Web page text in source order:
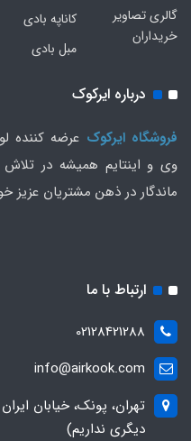
گالری تصاویر
خریداران
کاناپه بادی
مبل بادی
درباره ایرکوک
فروشگاه ایرکوک عرضه کننده
وی و اینتایم همیشه در
ماندگار در ذهن مشتریان عزیز
ارتباط با ما
02128421288
info@airkook.com
دیگری نداریم)